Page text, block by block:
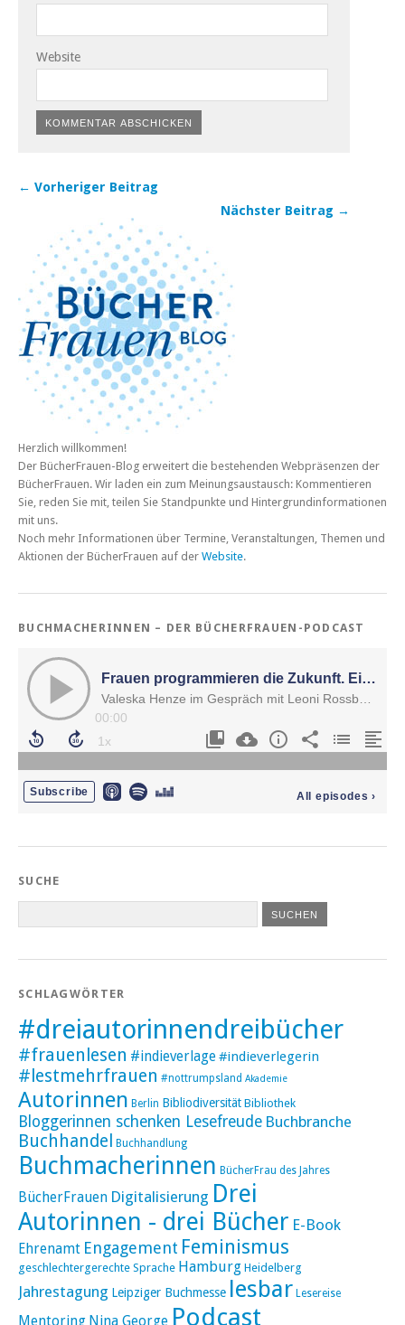
Website
← Vorheriger Beitrag
Nächster Beitrag →
Herzlich willkommen!
Der BücherFrauen-Blog erweitert die bestehenden Webpräsenzen der
BücherFrauen. Wir laden ein zum Meinungsaustausch: Kommentieren
Sie, reden Sie mit, teilen Sie Standpunkte und Hintergrundinformationen
mit uns.
Noch mehr Informationen über Termine, Veranstaltungen, Themen und
Aktionen der BücherFrauen auf der Website.
BUCHMACHERINNEN – DER BÜCHERFRAUEN-PODCAST
SUCHE
SCHLAGWÖRTER
#dreiautorinnendreibücher
#frauenlesen #indieverlage#indieverlegerin
#lestmehrfrauen #nottrumpsland Akademie
Autorinnen Berlin Bibliodiversität Bibliothek
Bloggerinnen schenken Lesefreude Buchbranche
Buchhandel Buchhandlung
Buchmacherinnen BücherFrau des Jahres
BücherFrauen Digitalisierung Drei
Autorinnen - drei Bücher E-Book
Ehrenamt Engagement Feminismus
geschlechtergerechte Sprache Hamburg Heidelberg
Jahrestagung Leipziger Buchmesse lesbar Lesereise
Mentoring Nina George Podcast